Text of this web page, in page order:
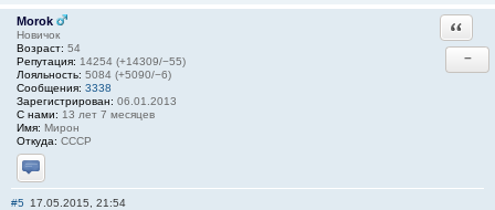
Morok
Новичок
Возраст: 54
Репутация: 14254 (+14309/−55)
Лояльность: 5084 (+5090/−6)
Сообщения: 3338
Зарегистрирован: 06.01.2013
С нами: 13 лет 7 месяцев
Имя: Мирон
Откуда: СССР
Отправить личное сообщение
−
#5 17.05.2015, 21:54